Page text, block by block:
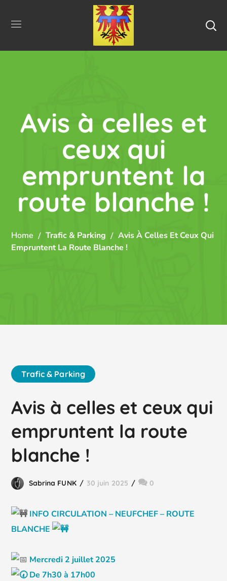
Avis à celles et
ceux qui
empruntent la
route blanche !
Home Trafic & Parking
Avis À Celles Et Ceux Qui
Empruntent La Route Blanche !
Trafic & Parking
Avis à celles et ceux qui
empruntent la route
blanche !
Sabrina FUNK 30 juin 2025 0
INFO CIRCULATION – NEUFCHEF – ROUTE
BLANCHE
Mercredi 2 juillet 2025
De 7h30 à 17h00